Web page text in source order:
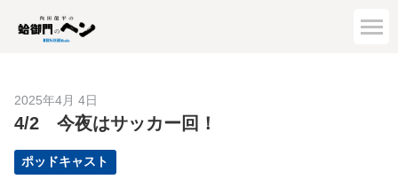
2025年4月 4日
4/2 今夜はサッカー回！
ポッドキャスト